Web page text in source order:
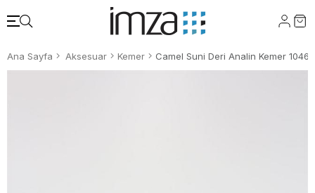
Ana Sayfa Aksesuar Kemer Camel Suni Deri Analin Kemer